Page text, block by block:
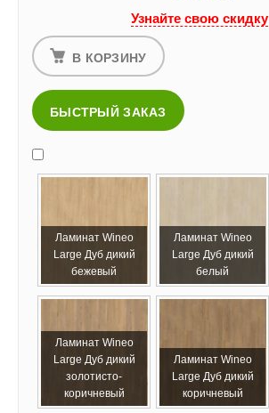
Узнайте свою скидку
В КОРЗИНУ
БЫСТРЫЙ ЗАКАЗ
Ламинат Wineo
Large Дуб дикий
бежевый
Ламинат Wineo
Large Дуб дикий
белый
Ламинат Wineo
Large Дуб дикий
золотисто-
коричневый
Ламинат Wineo
Large Дуб дикий
коричневый